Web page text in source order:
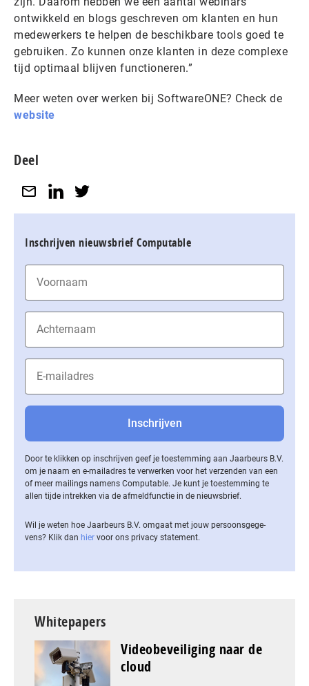
ontwikkeld en blogs geschreven om klanten en hun
medewerkers te helpen de beschikbare tools goed te
gebruiken. Zo kunnen onze klanten in deze complexe
tijd optimaal blijven functioneren.”
Meer weten over werken bij SoftwareONE? Check de
website
Deel
Inschrijven nieuwsbrief Computable
Door te klikken op inschrijven geef je toestemming aan Jaarbeurs B.V.
om je naam en e-mailadres te verwerken voor het verzenden van een
of meer mailings namens Computable. Je kunt je toestemming te
allen tijde intrekken via de af­meld­func­tie in de nieuwsbrief.
Wil je weten hoe Jaarbeurs B.V. omgaat met jouw per­soons­ge­ge­
vens? Klik dan hier voor ons privacy statement.
Whitepapers
Videobeveiliging naar de
cloud